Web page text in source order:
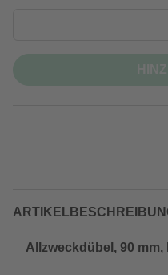
Allzweckdübel, 90